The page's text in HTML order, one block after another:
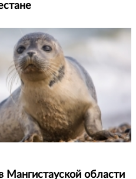
Мангистауской области